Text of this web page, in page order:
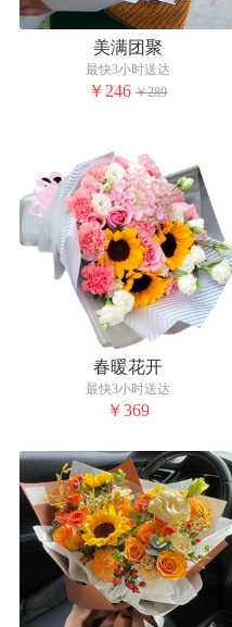
美满团聚
最快3小时送达
￥246 ￥289
春暖花开
最快3小时送达
￥369